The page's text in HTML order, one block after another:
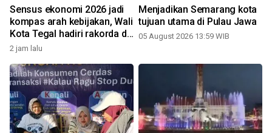
Sensus ekonomi 2026 jadi
kompas arah kebijakan, Wali
Kota Tegal hadiri rakorda di
Semarang
2 jam lalu
Menjadikan Semarang kota
tujuan utama di Pulau Jawa
05 August 2026 13:59 WIB